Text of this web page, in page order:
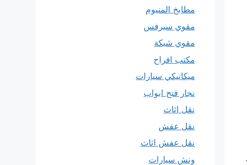
مطابخ المنيوم
مقوي سيرفس
مقوي شبكة
مكتب افراح
ميكانيكي سيارات
نجار فتح ابواب
نقل اثاث
نقل عفش
نقل عفش اثاث
ونش سيارات